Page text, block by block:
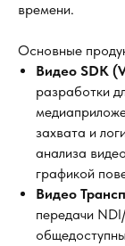
времени.
Основные
Видео SDK
разработки
захвата и
анализа
графикой
Видео
передачи